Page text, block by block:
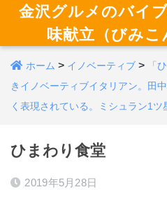
金沢グルメのバイ
味献立（びみこ
ホーム > イノベーティブ >
「
きイノベーティブイタリアン。田
く表現されている。ミシュラン1ツ
ひまわり食堂
2019年5月28日